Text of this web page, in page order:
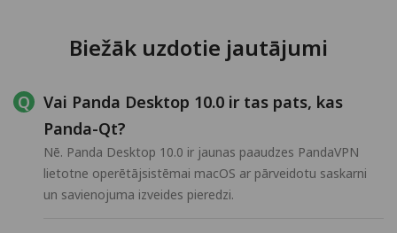
Biežāk uzdotie jautājumi
Vai Panda Desktop 10.0 ir tas pats, kas
Panda-Qt?
Nē. Panda Desktop 10.0 ir jaunas paaudzes PandaVPN
lietotne operētājsistēmai macOS ar pārveidotu saskarni
un savienojuma izveides pieredzi.